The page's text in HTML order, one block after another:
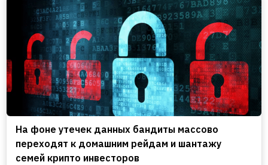
На фоне утечек данных бандиты массово
переходят к домашним рейдам и шантажу
семей крипто инвесторов